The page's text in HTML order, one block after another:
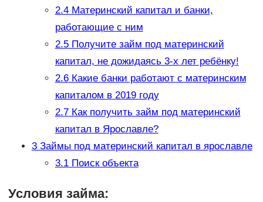
2.4Материнский капитал и банки,
работающие с ним
2.5Получите займ под материнский
капитал, не дожидаясь 3-х лет ребёнку!
2.6Какие банки работают с материнским
капиталом в 2019 году
2.7Как получить займ под материнский
капитал в Ярославле?
3Займы под материнский капитал в ярославле
3.1Поиск объекта
Условия займа: